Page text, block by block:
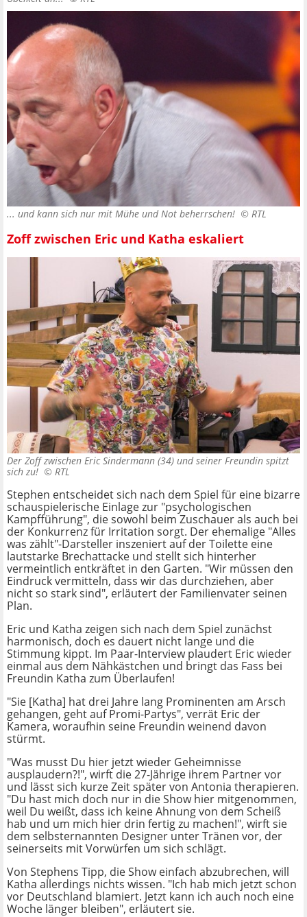
... und kann sich nur mit Mühe und Not beherrschen! © RTL
Zoff zwischen Eric und Katha eskaliert
Der Zoff zwischen Eric Sindermann (34) und seiner Freundin spitzt
sich zu! © RTL
Stephen entscheidet sich nach dem Spiel für eine bizarre
schauspielerische Einlage zur "psychologischen
Kampfführung", die sowohl beim Zuschauer als auch bei
der Konkurrenz für Irritation sorgt. Der ehemalige "Alles
was zählt"-Darsteller inszeniert auf der Toilette eine
lautstarke Brechattacke und stellt sich hinterher
vermeintlich entkräftet in den Garten. "Wir müssen den
Eindruck vermitteln, dass wir das durchziehen, aber
nicht so stark sind", erläutert der Familienvater seinen
Plan.
Eric und Katha zeigen sich nach dem Spiel zunächst
harmonisch, doch es dauert nicht lange und die
Stimmung kippt. Im Paar-Interview plaudert Eric wieder
einmal aus dem Nähkästchen und bringt das Fass bei
Freundin Katha zum Überlaufen!
"Sie [Katha] hat drei Jahre lang Prominenten am Arsch
gehangen, geht auf Promi-Partys", verrät Eric der
Kamera, woraufhin seine Freundin weinend davon
stürmt.
"Was musst Du hier jetzt wieder Geheimnisse
ausplaudern?!", wirft die 27-Jährige ihrem Partner vor
und lässt sich kurze Zeit später von Antonia therapieren.
"Du hast mich doch nur in die Show hier mitgenommen,
weil Du weißt, dass ich keine Ahnung von dem Scheiß
hab und um mich hier drin fertig zu machen!", wirft sie
dem selbsternannten Designer unter Tränen vor, der
seinerseits mit Vorwürfen um sich schlägt.
Von Stephens Tipp, die Show einfach abzubrechen, will
Katha allerdings nichts wissen. "Ich hab mich jetzt schon
vor Deutschland blamiert. Jetzt kann ich auch noch eine
Woche länger bleiben", erläutert sie.